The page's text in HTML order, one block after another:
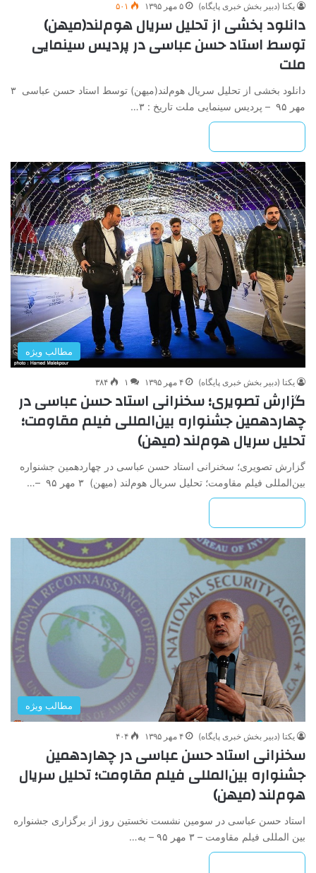
یکتا (دبیر بخش خبری پایگاه) ۵ مهر ۱۳۹۵ ۵۰۱
دانلود بخشی از تحلیل سریال هوم‌لند(میهن)
توسط استاد حسن عباسی در پردیس سینمایی
ملت
دانلود بخشی از تحلیل سریال هوم‌لند(میهن) توسط استاد حسن عباسی ۳
مهر ۹۵ – پردیس سینمایی ملت تاریخ : ۳…
مطالب ویژه
یکتا (دبیر بخش خبری پایگاه) ۴ مهر ۱۳۹۵ ۱ ۳۸۴
گزارش تصویری؛ سخنرانی استاد حسن عباسی در
چهاردهمین جشنواره بین‌المللی فیلم مقاومت؛
تحلیل سریال هوم‌لند (میهن)
گزارش تصویری؛ سخنرانی استاد حسن عباسی در چهاردهمین جشنواره
بین‌المللی فیلم مقاومت؛ تحلیل سریال هوم‌لند (میهن) ۳ مهر ۹۵ –…
مطالب ویژه
یکتا (دبیر بخش خبری پایگاه) ۴ مهر ۱۳۹۵ ۴۰۴
سخنرانی استاد حسن عباسی در چهاردهمین
جشنواره بین‌المللی فیلم مقاومت؛ تحلیل سریال
هوم‌لند (میهن)
استاد حسن عباسی در سومین نشست نخستین روز از برگزاری جشنواره
بین المللی فیلم مقاومت – ۳ مهر ۹۵ – به…